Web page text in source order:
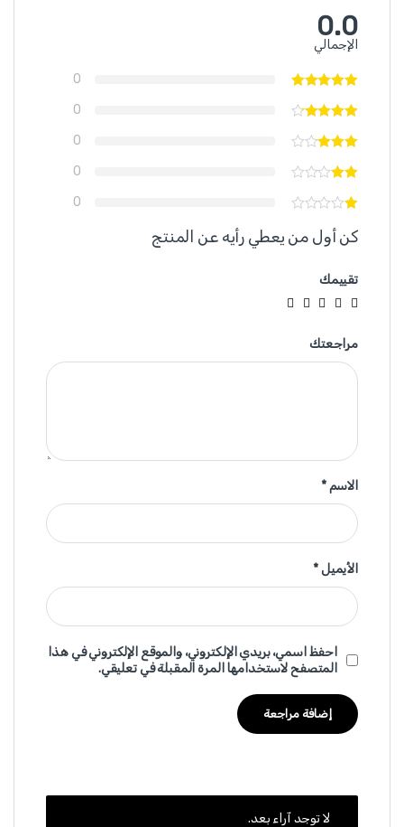
0.0
الإجمالي
0
0
0
0
0
كن أول من يعطي رأيه عن المنتج
تقييمك
مراجعتك
الاسم*
الأيميل*
احفظ اسمي، بريدي الإلكتروني، والموقع الإلكتروني في هذا
المتصفح لاستخدامها المرة المقبلة في تعليقي.
لا توجد آراء بعد.